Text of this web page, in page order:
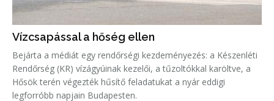
Vízcsapással a hőség ellen
Bejárta a médiát egy rendőrségi kezdeményezés: a Készenléti
Rendőrség (KR) vízágyúinak kezelői, a tűzoltókkal karöltve, a
Hősök terén végezték hűsítő feladatukat a nyár eddigi
legforróbb napjain Budapesten.